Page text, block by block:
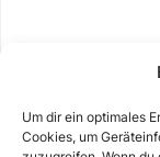
Um dir ein optimales
Cookies, um